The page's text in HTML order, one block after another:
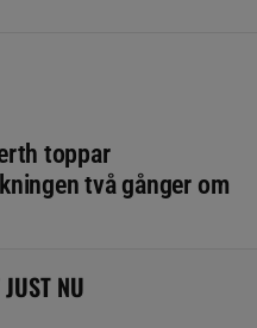
toppar
två gånger om
NU